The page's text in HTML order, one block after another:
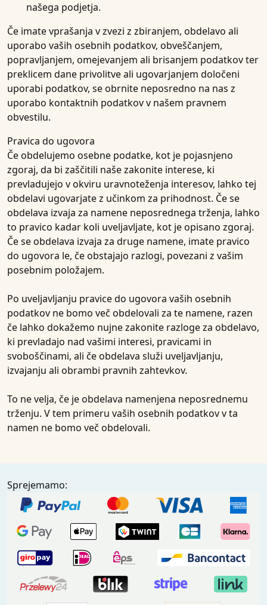
našega podjetja.
Če imate vprašanja v zvezi z zbiranjem, obdelavo ali
uporabo vaših osebnih podatkov, obveščanjem,
popravljanjem, omejevanjem ali brisanjem podatkov ter
preklicem dane privolitve ali ugovarjanjem določeni
uporabi podatkov, se obrnite neposredno na nas z
uporabo kontaktnih podatkov v našem pravnem
obvestilu.
Pravica do ugovora
Če obdelujemo osebne podatke, kot je pojasnjeno
zgoraj, da bi zaščitili naše zakonite interese, ki
prevladujejo v okviru uravnoteženja interesov, lahko tej
obdelavi ugovarjate z učinkom za prihodnost. Če se
obdelava izvaja za namene neposrednega trženja, lahko
to pravico kadar koli uveljavljate, kot je opisano zgoraj.
Če se obdelava izvaja za druge namene, imate pravico
do ugovora le, če obstajajo razlogi, povezani z vašim
posebnim položajem.
Po uveljavljanju pravice do ugovora vaših osebnih
podatkov ne bomo več obdelovali za te namene, razen
če lahko dokažemo nujne zakonite razloge za obdelavo,
ki prevladajo nad vašimi interesi, pravicami in
svoboščinami, ali če obdelava služi uveljavljanju,
izvajanju ali obrambi pravnih zahtevkov.
To ne velja, če je obdelava namenjena neposrednemu
trženju. V tem primeru vaših osebnih podatkov v ta
namen ne bomo več obdelovali.
Sprejemamo: